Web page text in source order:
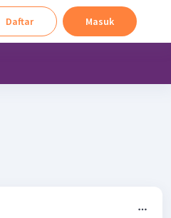
Daftar Masuk